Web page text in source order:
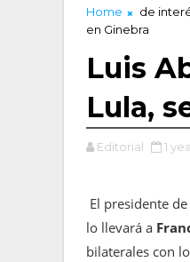
Home de
en Ginebra
Luis
Lula,
Editorial 1
El presidente
lo llevará a
bilaterales con